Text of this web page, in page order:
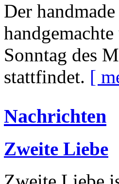
Der
Sonntag des
stattfindet. [
Nachrichten
Zweite Liebe